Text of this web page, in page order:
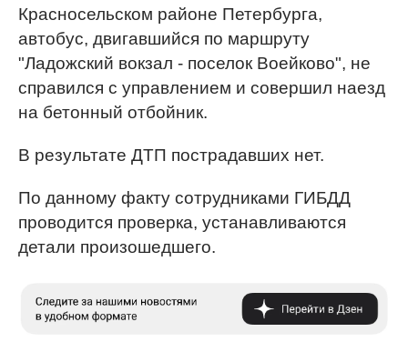
Красносельском районе Петербурга,
автобус, двигавшийся по маршруту
"Ладожский вокзал - поселок Воейково", не
справился с управлением и совершил наезд
на бетонный отбойник.
В результате ДТП пострадавших нет.
По данному факту сотрудниками ГИБДД
проводится проверка, устанавливаются
детали произошедшего.